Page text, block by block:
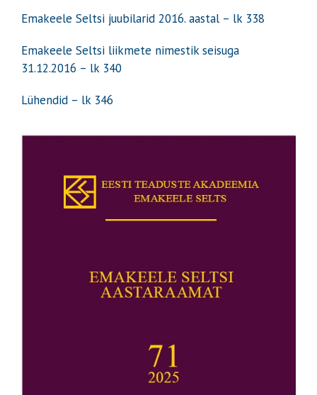
Emakeele Seltsi juubilarid 2016. aastal – lk 338
Emakeele Seltsi liikmete nimestik seisuga
31.12.2016 – lk 340
Lühendid – lk 346